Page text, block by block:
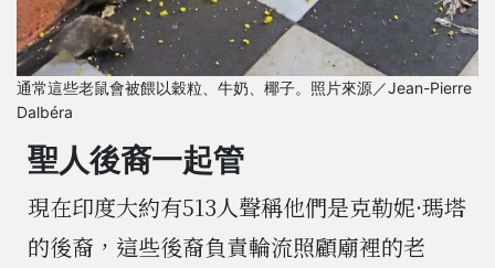
通常這些老鼠會被餵以穀粒、牛奶、椰子。照片來源／Jean-Pierre
Dalbéra
聖人後裔一起管
現在印度大約有513人聲稱他們是克勒妮·瑪塔
的後裔，這些後裔負責輪流照顧廟裡的老